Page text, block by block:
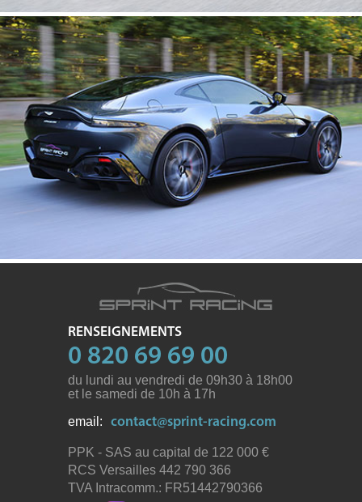
RENSEIGNEMENTS
0 820 69 69 00
du lundi au vendredi de 09h30 à 18h00
et le samedi de 10h à 17h
email:
contact@sprint-racing.com
PPK - SAS au capital de 122 000
RCS Versailles 442 790 366
TVA Intracomm.: FR51442790366